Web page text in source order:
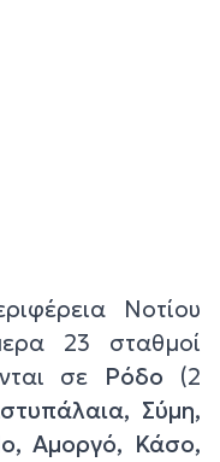
Νοτίου
23 σταθμοί
σε Ρόδο (2
Σύμη,
Αμοργό, Κάσο,